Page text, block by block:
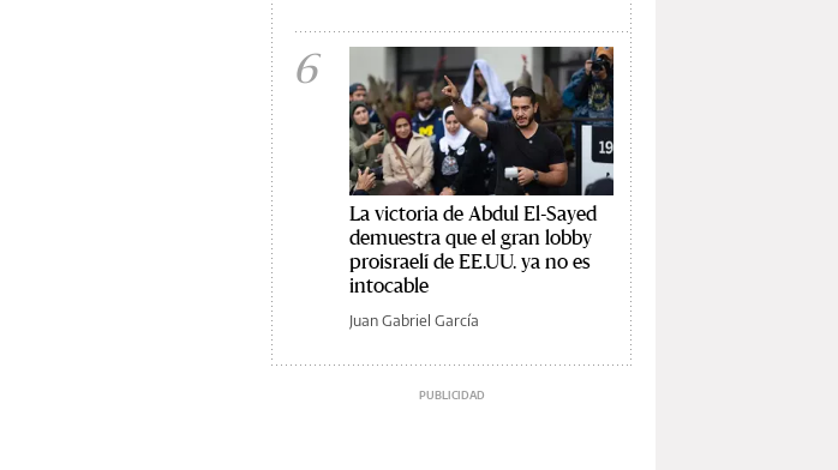
6
La victoria de Abdul El-Sayed
demuestra que el gran lobby
proisraelí de EE.UU. ya no es
intocable
Juan Gabriel García